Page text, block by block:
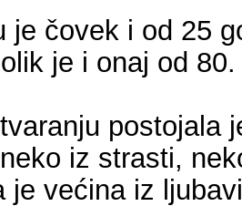
je čovek i od 25
je i onaj od 80.
postojala
iz strasti,
je većina iz